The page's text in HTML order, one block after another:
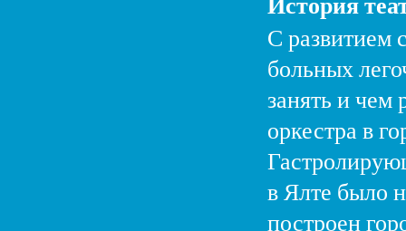
С развитием
больных
занять и чем
оркестра в
в Ялте было
построен